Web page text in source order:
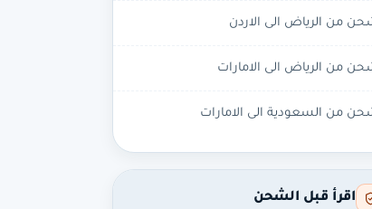
من الرياض الى الاردن
من الرياض الى الامارات
من السعودية الى الامارات
اقرأ قبل الشحن